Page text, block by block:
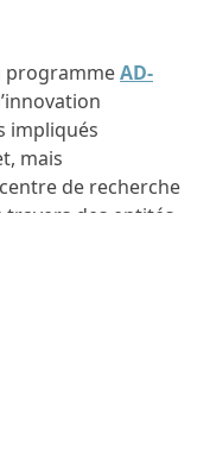
programmeAD-
impliqués
mais
de recherche
travers des entités